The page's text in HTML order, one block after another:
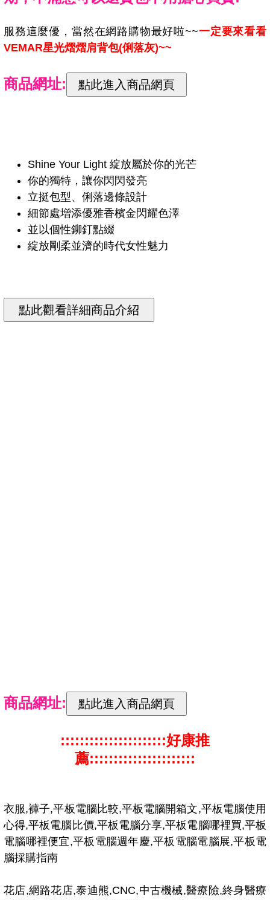
服務這麼優，當然在網路購物最好啦~~一定要來看看
VEMAR星光熠熠肩背包(俐落灰)~~
商品網址:
Shine Your Light 綻放屬於你的光芒
你的獨特，讓你閃閃發亮
立挺包型、俐落邊條設計
細節處增添優雅香檳金閃耀色澤
並以個性鉚釘點綴
綻放剛柔並濟的時代女性魅力
商品網址:
::::::::::::::::::::::好康推
薦::::::::::::::::::::::
衣服,褲子,平板電腦比較,平板電腦開箱文,平板電腦使用
心得,平板電腦比價,平板電腦分享,平板電腦哪裡買,平板
電腦哪裡便宜,平板電腦週年慶,平板電腦電腦展,平板電
腦採購指南
花店,網路花店,泰迪熊,CNC,中古機械,醫療險,終身醫療